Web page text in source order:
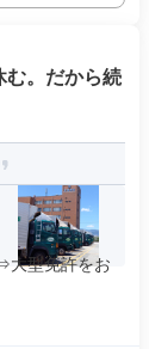
む。だから続
大型免許をお